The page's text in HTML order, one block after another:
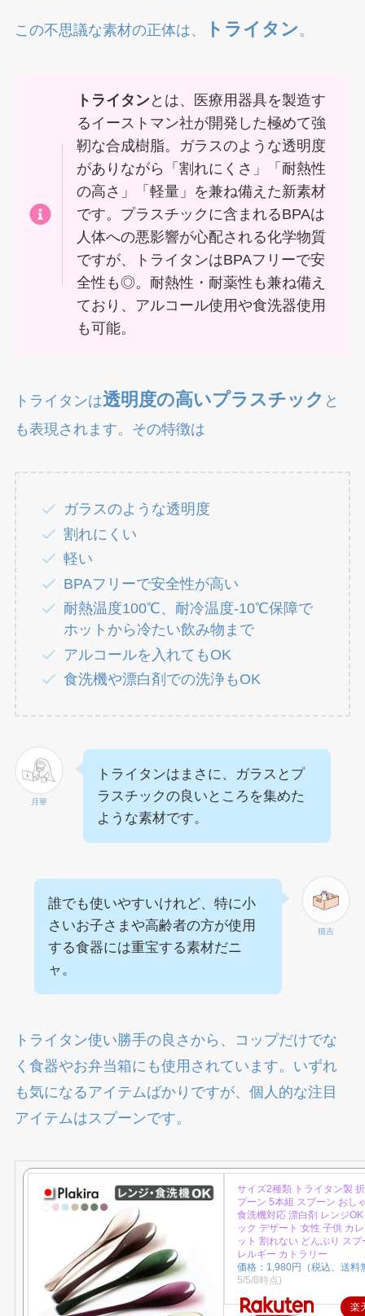
この不思議な素材の正体は、 トライタン 。
トライタンとは、医療用器具を製造す
るイーストマン社が開発した極めて強
靭な合成樹脂。ガラスのような透明度
がありながら「割れにくさ」「耐熱性
の高さ」「軽量」を兼ね備えた新素材
です。プラスチックに含まれるBPAは
人体への悪影響が心配される化学物質
ですが、トライタンはBPAフリーで安
全性も◎。耐熱性・耐薬性も兼ね備え
ており、アルコール使用や食洗器使用
も可能。
トライタンは透明度の高いプラスチック と
も表現されます。その特徴は
ガラスのような透明度
割れにくい
軽い
BPAフリーで安全性が高い
耐熱温度100℃、耐冷温度-10℃保障で
ホットから冷たい飲み物まで
アルコールを入れてもOK
食洗機や漂白剤での洗浄もOK
月華
トライタンはまさに、ガラスとプ
ラスチックの良いところを集めた
ような素材です。
猫吉
誰でも使いやすいけれど、特に小
さいお子さまや高齢者の方が使用
する食器には重宝する素材だニ
ャ。
トライタン使い勝手の良さから、コップだけでな
く食器やお弁当箱にも使用されています。いずれ
も気になるアイテムばかりですが、個人的な注目
アイテムはスプーンです。
サイズ2種類 トライタン製
プーン 5本組 スプーン おし
食洗機対応 漂白剤 レンジ
ック デザート 女性 子供 カ
ット 割れない どんぶり スプ
レルギー カトラリー
価格：1,980円（税込、送料
5/5/8時点)
楽